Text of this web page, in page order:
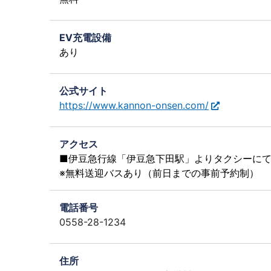
EV充電設備
あり
公式サイト
https://www.kannon-onsen.com/
アクセス
■伊豆急行線「伊豆急下田駅」よりタクシーに
※無料送迎バスあり（前日までの事前予約制）
電話番号
0558-28-1234
住所